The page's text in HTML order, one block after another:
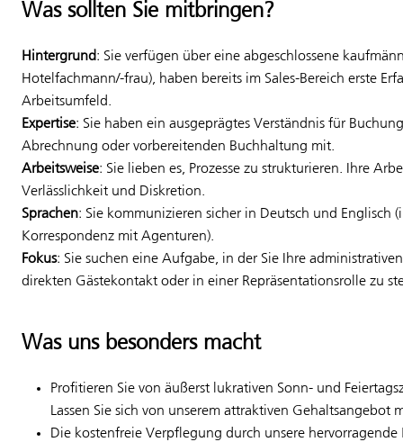
Was sollten Sie mitbringen?
Hintergrund : Sie verfügen über eine abgeschlossene
Hotelfachmann/-frau), haben bereits im Sales-Bereich erste
Arbeitsumfeld.
Expertise: Sie haben ein ausgeprägtes Verständnis für
Abrechnung oder vorbereitenden Buchhaltung mit.
Arbeitsweise: Sie lieben es, Prozesse zu strukturieren. Ihre
Verlässlichkeit und Diskretion.
Sprachen: Sie kommunizieren sicher in Deutsch und
Korrespondenz mit Agenturen).
Fokus: Sie suchen eine Aufgabe, in der Sie Ihre
direkten Gästekontakt oder in einer Repräsentationsrolle zu
Was uns besonders macht
Profitieren Sie von äußerst lukrativen Sonn- und
Lassen Sie sich von unserem attraktiven
Die kostenfreie Verpflegung durch unsere